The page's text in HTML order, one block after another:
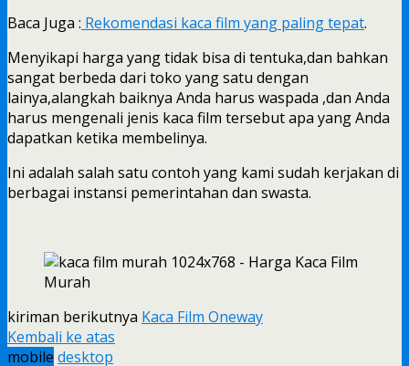
Baca Juga : Rekomendasi kaca film yang paling tepat.
Menyikapi harga yang tidak bisa di tentuka,dan bahkan
sangat berbeda dari toko yang satu dengan
lainya,alangkah baiknya Anda harus waspada ,dan Anda
harus mengenali jenis kaca film tersebut apa yang Anda
dapatkan ketika membelinya.
Ini adalah salah satu contoh yang kami sudah kerjakan di
berbagai instansi pemerintahan dan swasta.
kiriman berikutnya Kaca Film Oneway
Kembali ke atas
mobile desktop